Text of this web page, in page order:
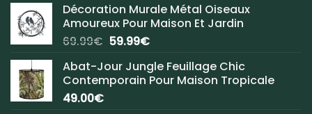
Décoration Murale Métal Oiseaux
Amoureux Pour Maison Et Jardin
69.99€ Le
initial
était :
59.99€Le
actuel
est :
Abat-Jour Jungle Feuillage Chic
Contemporain Pour Maison Tropicale
49.00€